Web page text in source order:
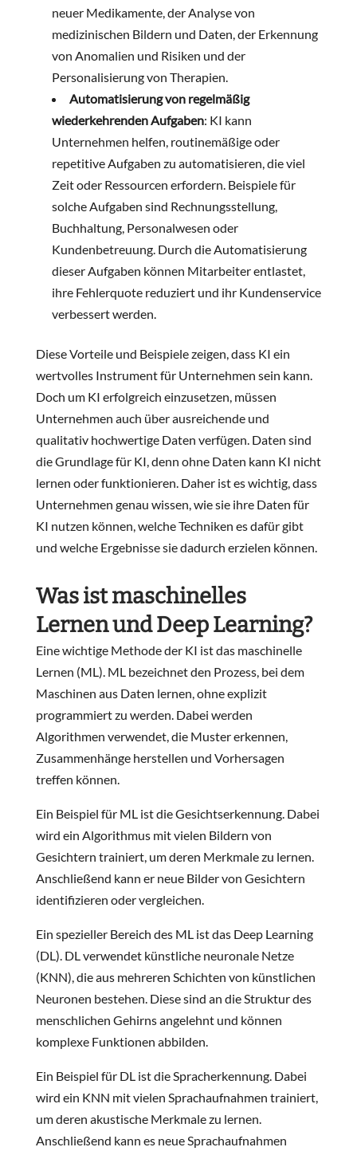
neuer Medikamente, der Analyse von
medizinischen Bildern und Daten, der Erkennung
von Anomalien und Risiken und der
Personalisierung von Therapien.
Automatisierung von regelmäßig
wiederkehrenden Aufgaben: KI kann
Unternehmen helfen, routinemäßige oder
repetitive Aufgaben zu automatisieren, die viel
Zeit oder Ressourcen erfordern. Beispiele für
solche Aufgaben sind Rechnungsstellung,
Buchhaltung, Personalwesen oder
Kundenbetreuung. Durch die Automatisierung
dieser Aufgaben können Mitarbeiter entlastet,
ihre Fehlerquote reduziert und ihr Kundenservice
verbessert werden.
Diese Vorteile und Beispiele zeigen, dass KI ein
wertvolles Instrument für Unternehmen sein kann.
Doch um KI erfolgreich einzusetzen, müssen
Unternehmen auch über ausreichende und
qualitativ hochwertige Daten verfügen. Daten sind
die Grundlage für KI, denn ohne Daten kann KI nicht
lernen oder funktionieren. Daher ist es wichtig, dass
Unternehmen genau wissen, wie sie ihre Daten für
KI nutzen können, welche Techniken es dafür gibt
und welche Ergebnisse sie dadurch erzielen können.
Was ist maschinelles
Lernen und Deep Learning?
Eine wichtige Methode der KI ist das maschinelle
Lernen (ML). ML bezeichnet den Prozess, bei dem
Maschinen aus Daten lernen, ohne explizit
programmiert zu werden. Dabei werden
Algorithmen verwendet, die Muster erkennen,
Zusammenhänge herstellen und Vorhersagen
treffen können.
Ein Beispiel für ML ist die Gesichtserkennung. Dabei
wird ein Algorithmus mit vielen Bildern von
Gesichtern trainiert, um deren Merkmale zu lernen.
Anschließend kann er neue Bilder von Gesichtern
identifizieren oder vergleichen.
Ein spezieller Bereich des ML ist das Deep Learning
(DL). DL verwendet künstliche neuronale Netze
(KNN), die aus mehreren Schichten von künstlichen
Neuronen bestehen. Diese sind an die Struktur des
menschlichen Gehirns angelehnt und können
komplexe Funktionen abbilden.
Ein Beispiel für DL ist die Spracherkennung. Dabei
wird ein KNN mit vielen Sprachaufnahmen trainiert,
um deren akustische Merkmale zu lernen.
Anschließend kann es neue Sprachaufnahmen